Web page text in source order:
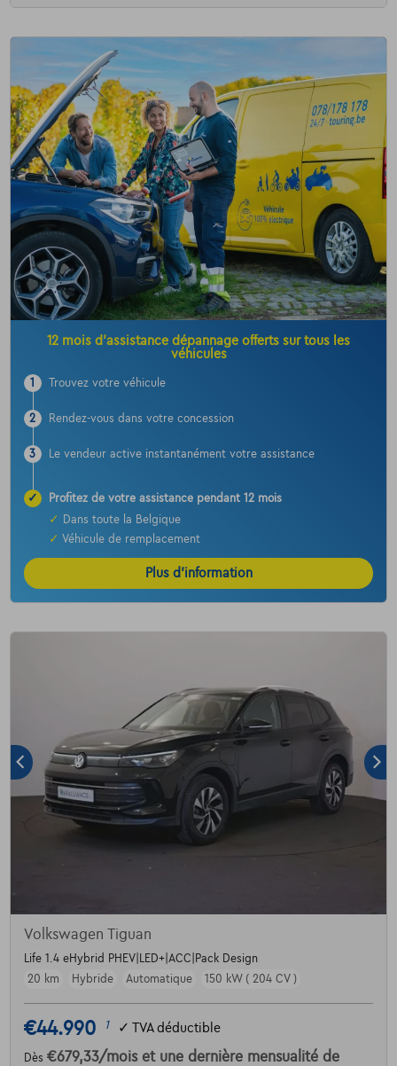
12 mois d’assistance dépannage offerts sur tous les
véhicules
1 Trouvez votre véhicule
2 Rendez-vous dans votre concession
3 Le vendeur active instantanément votre assistance
✓
Profitez de votre assistance pendant 12 mois
✓
Dans toute la Belgique
✓ Véhicule de remplacement
Plus d’information
Volkswagen Tiguan
Life 1.4 eHybrid PHEV|LED+|ACC|Pack Design
20 km
Hybride Automatique 150 kW ( 204 CV )
€44.990 1 ✓ TVA déductible
Dès €679,33/mois et une dernière mensualité de